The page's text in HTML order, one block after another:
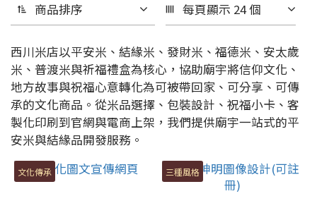
商品排序 每頁顯示 24 個
西川米店以平安米、結緣米、發財米、福德米、安太歲
米、普渡米與祈福禮盒為核心，協助廟宇將信仰文化、
地方故事與祝福心意轉化為可被帶回家、可分享、可傳
承的文化商品。從米品選擇、包裝設計、祝福小卡、客
製化印刷到官網與電商上架，我們提供廟宇一站式的平
安米與結緣品開發服務。
文化傳承 三種風格